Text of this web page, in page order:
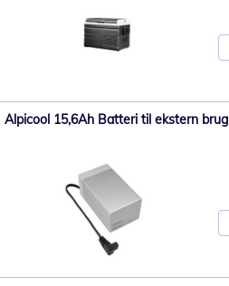
Alpicool 15,6Ah Batteri til ekstern brug